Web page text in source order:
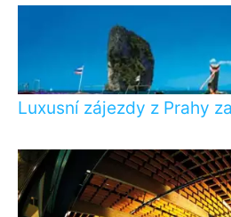
Luxusní zájezdy z Prahy